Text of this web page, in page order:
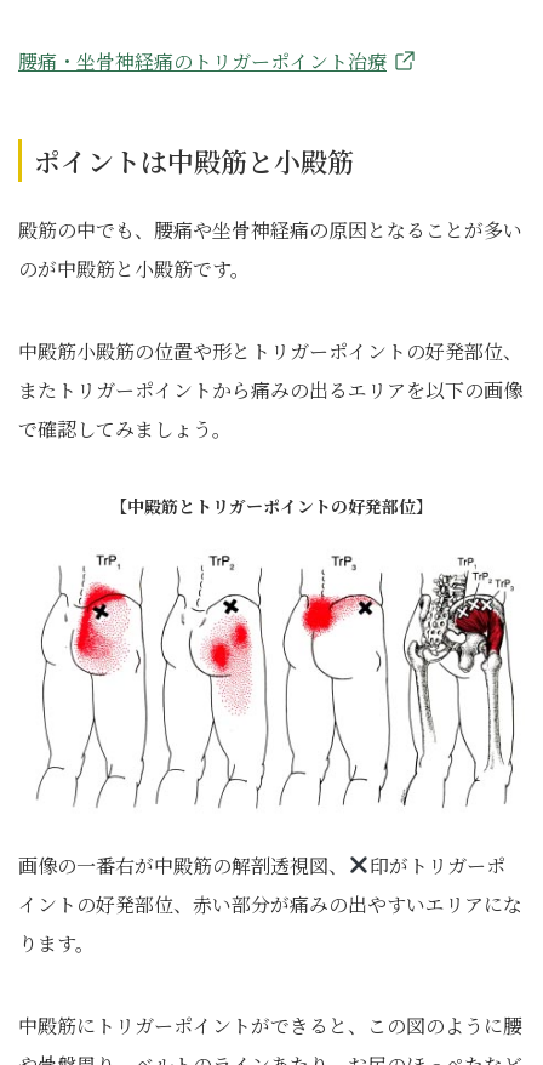
腰痛・坐骨神経痛のトリガーポイント治療
ポイントは中殿筋と小殿筋
殿筋の中でも、腰痛や坐骨神経痛の原因となることが多い
のが中殿筋と小殿筋です。
中殿筋小殿筋の位置や形とトリガーポイントの好発部位、
またトリガーポイントから痛みの出るエリアを以下の画像
で確認してみましょう。
【中殿筋とトリガーポイントの好発部位】
画像の一番右が中殿筋の解剖透視図、
印がトリガーポ
イントの好発部位、赤い部分が痛みの出やすいエリアにな
ります。
中殿筋にトリガーポイントができると、この図のように腰